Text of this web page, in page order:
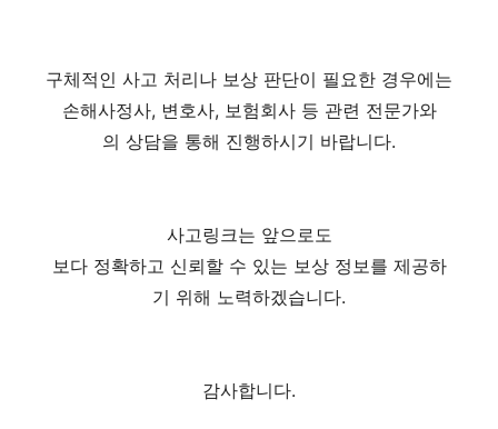
구체적인 사고 처리나 보상 판단이 필요한 경우에는
손해사정사, 변호사, 보험회사 등 관련 전문가와
의 상담을 통해 진행하시기 바랍니다.
사고링크는 앞으로도
보다 정확하고 신뢰할 수 있는 보상 정보를 제공하
기 위해 노력하겠습니다.
감사합니다.